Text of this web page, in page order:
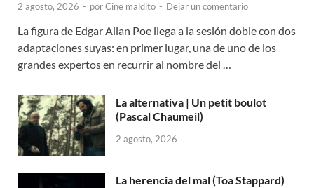
2 agosto, 2026 - porCine maldito - Dejar un comentario
La figura de Edgar Allan Poe llega a la sesión doble con dos
adaptaciones suyas: en primer lugar, una de uno de los
grandes expertos en recurrir al nombre del …
La alternativa | Un petit boulot
(Pascal Chaumeil)
2 agosto, 2026
La herencia del mal (Toa Stappard)